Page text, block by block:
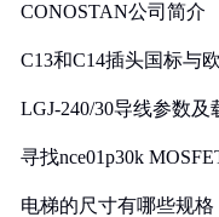
CONOSTAN公司简介
C13和C14插头国标与
LGJ-240/30导线参数及
寻找nce01p30k
电梯的尺寸有哪些规格